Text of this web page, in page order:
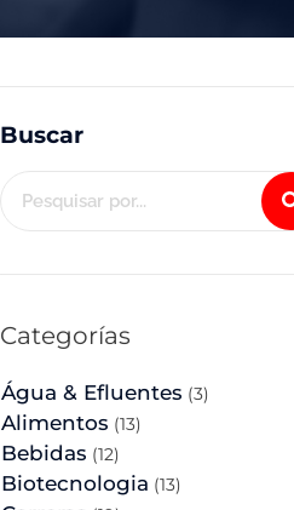
Buscar
Categorías
Água & Efluentes (3)
Alimentos (13)
Bebidas (12)
Biotecnologia (13)